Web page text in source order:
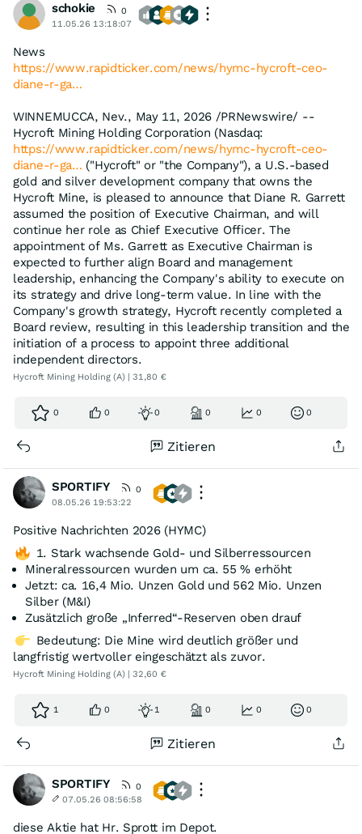
schokie
0
11.05.26 13:18:07
News
https://www.rapidticker.com/news/hymc-hycroft-ceo-
diane-r-ga…
WINNEMUCCA, Nev., May 11, 2026 /PRNewswire/ --
Hycroft Mining Holding Corporation (Nasdaq:
https://www.rapidticker.com/news/hymc-hycroft-ceo-
diane-r-ga… ("Hycroft" or "the Company"), a U.S.-based
gold and silver development company that owns the
Hycroft Mine, is pleased to announce that Diane R. Garrett
assumed the position of Executive Chairman, and will
continue her role as Chief Executive Officer. The
appointment of Ms. Garrett as Executive Chairman is
expected to further align Board and management
leadership, enhancing the Company's ability to execute on
its strategy and drive long-term value. In line with the
Company's growth strategy, Hycroft recently completed a
Board review, resulting in this leadership transition and the
initiation of a process to appoint three additional
independent directors.
Hycroft Mining Holding (A) | 31,80 €
0 0 0 0 0 0
Zitieren
SPORTIFY
0
08.05.26 19:53:22
Positive Nachrichten 2026 (HYMC)
1. Stark wachsende Gold- und Silberressourcen
Mineralressourcen wurden um ca. 55 % erhöht
Jetzt: ca. 16,4 Mio. Unzen Gold und 562 Mio. Unzen
Silber (M&I)
Zusätzlich große „Inferred“-Reserven oben drauf
Bedeutung: Die Mine wird deutlich größer und
langfristig wertvoller eingeschätzt als zuvor.
Hycroft Mining Holding (A) | 32,60 €
1 0 1 0 0 0
Zitieren
SPORTIFY
0
07.05.26 08:56:58
diese Aktie hat Hr. Sprott im Depot.